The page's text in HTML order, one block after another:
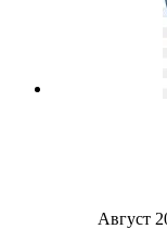
Август